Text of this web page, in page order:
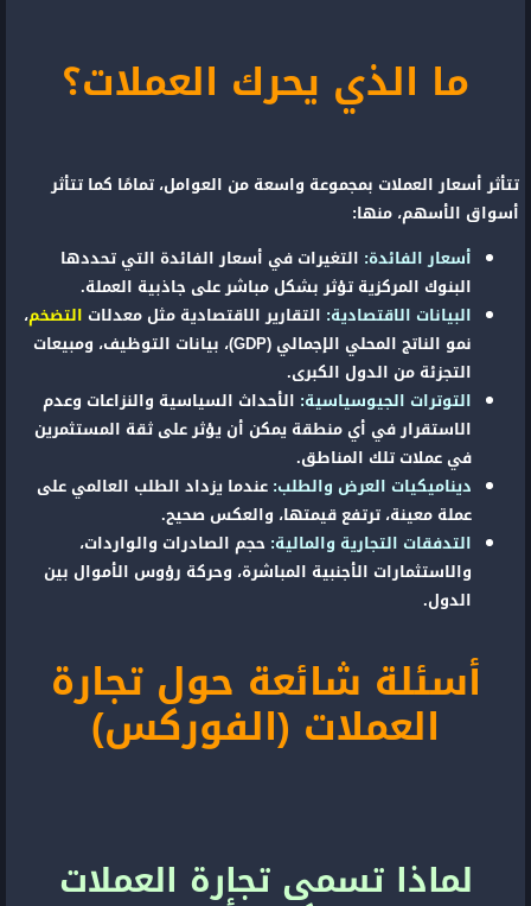
ما الذي يحرك العملات؟
تتأثر أسعار العملات بمجموعة واسعة من العوامل، تمامًا كما تتأثر
أسواق الأسهم، منها:
أسعار الفائدة: التغيرات في أسعار الفائدة التي تحددها
البنوك المركزية تؤثر بشكل مباشر على جاذبية العملة.
البيانات الاقتصادية: التقارير الاقتصادية مثل معدلات التضخم،
نمو الناتج المحلي الإجمالي (GDP)، بيانات التوظيف، ومبيعات
التجزئة من الدول الكبرى.
التوترات الجيوسياسية: الأحداث السياسية والنزاعات وعدم
الاستقرار في أي منطقة يمكن أن يؤثر على ثقة المستثمرين
في عملات تلك المناطق.
ديناميكيات العرض والطلب: عندما يزداد الطلب العالمي على
عملة معينة، ترتفع قيمتها، والعكس صحيح.
التدفقات التجارية والمالية: حجم الصادرات والواردات،
والاستثمارات الأجنبية المباشرة، وحركة رؤوس الأموال بين
الدول.
أسئلة شائعة حول تجارة
العملات (الفوركس)
لماذا تسمى تجارة العملات